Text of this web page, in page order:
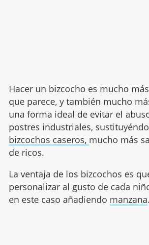
Hacer un bizcocho es mucho
que parece, y también mucho
una forma ideal de evitar el
postres industriales,
bizcochos caseros, mucho más
de ricos.
La ventaja de los bizcochos es
personalizar al gusto de cada
en este caso añadiendo manzana.